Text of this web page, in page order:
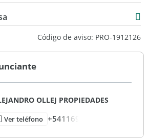
Código de aviso: PRO-1912126
OLLEJ PROPIEDADES
Ver teléfono +541169